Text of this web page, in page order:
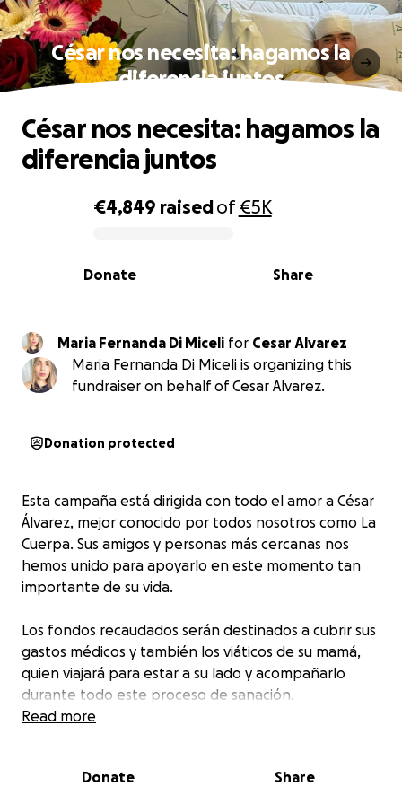
César nos necesita: hagamos la
diferencia juntos
0% complete
€4,849 raisedof€5K
Share
Donate
César nos necesita: hagamos la
diferencia juntos
Maria Fernanda Di Miceli for Cesar Alvarez
Maria Fernanda Di Miceli is organizing this
fundraiser on behalf of Cesar Alvarez.
Donation protected
Esta campaña está dirigida con todo el amor a César
Álvarez, mejor conocido por todos nosotros como La
Cuerpa. Sus amigos y personas más cercanas nos
hemos unido para apoyarlo en este momento tan
importante de su vida.
Los fondos recaudados serán destinados a cubrir sus
gastos médicos y también los viáticos de su mamá,
quien viajará para estar a su lado y acompañarlo
durante todo este proceso de sanación.
que nunca se rinde y que nos ha regalado momentos
Read more
Donate Share